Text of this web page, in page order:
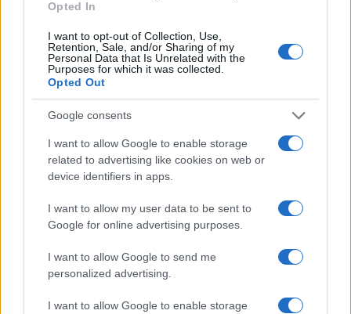
Opted In
I want to opt-out of Collection, Use,
Retention, Sale, and/or Sharing of my
Personal Data that Is Unrelated with the
Purposes for which it was collected.
Opted Out
Google consents
I want to allow Google to enable storage
related to advertising like cookies on web or
device identifiers in apps.
I want to allow my user data to be sent to
Google for online advertising purposes.
I want to allow Google to send me
personalized advertising.
I want to allow Google to enable storage